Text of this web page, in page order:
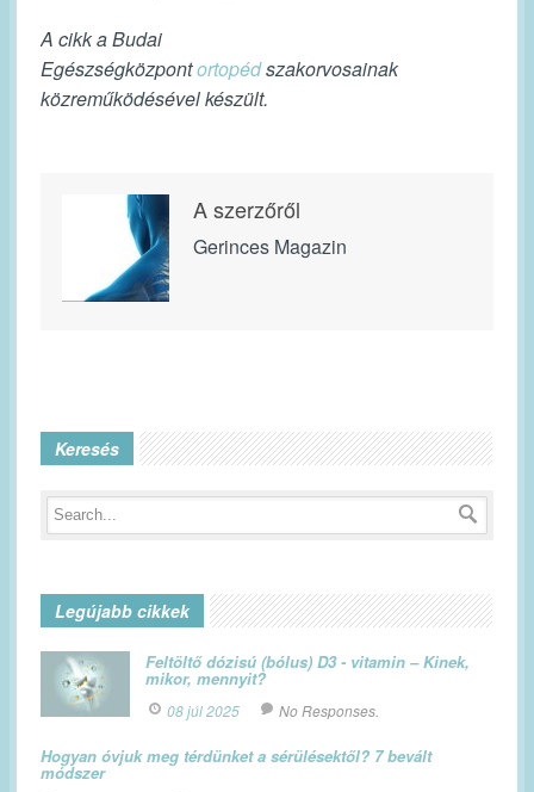
A cikk a Budai
Egészségközpontortopédszakorvosainak
közreműködésével készült.
A szerzőről
Gerinces Magazin
Keresés
Legújabb cikkek
Feltöltő dózisú (bólus) D3 - vitamin – Kinek,
mikor, mennyit?
08 júl 2025 No Responses.
Hogyan óvjuk meg térdünket a sérülésektől? 7 bevált
módszer